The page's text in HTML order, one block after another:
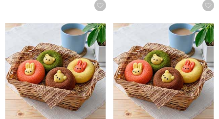
お気に入りに登録する
アニマルドーナツ 8個[ANM-20]【年間ギフト】
アニマルドーナツ 6個[ANM-